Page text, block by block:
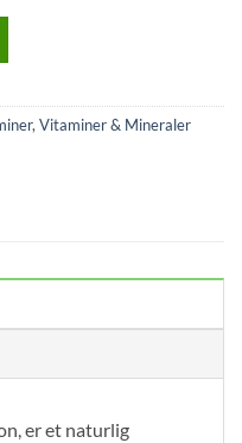
,Vitaminer & Mineraler
er et naturlig